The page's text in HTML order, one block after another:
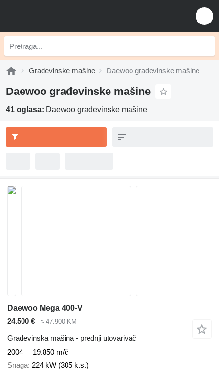
Građevinske mašine Daewoo građevinske mašine
Daewoo građevinske mašine
41 oglasa: Daewoo građevinske mašine
Daewoo Mega 400-V
24.500 €
≈ 47.900 KM
Građevinska mašina - prednji utovarivač
2004
19.850 m/č
Snaga 224 kW (305 k.s.)